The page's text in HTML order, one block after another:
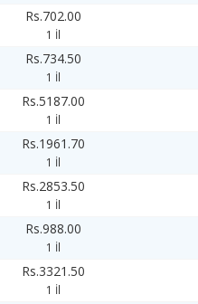
Rs.702.00
1 İl
Rs.734.50
1 İl
Rs.5187.00
1 İl
Rs.1961.70
1 İl
Rs.2853.50
1 İl
Rs.988.00
1 İl
Rs.3321.50
1 İl